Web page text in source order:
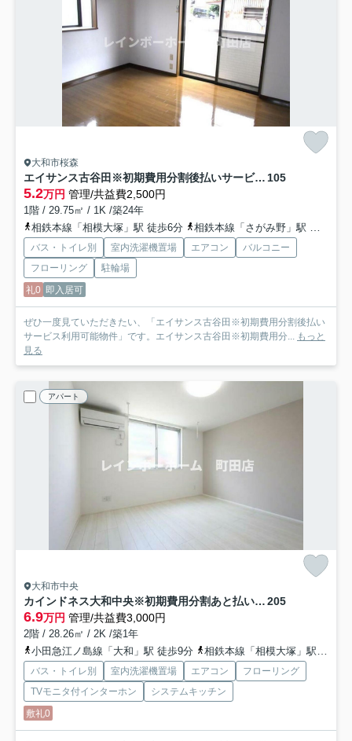
大和市桜森
エイサンス古谷田※初期費用分割後払いサービス利用可能物件 105
5.2万円 管理/共益費2,500円
1階 / 29.75㎡ / 1K /築24年
相鉄本線「相模大塚」駅 徒歩6分
相鉄本線「さがみ野」駅 徒歩18分
バス・トイレ別 室内洗濯機置場 エアコン
バルコニー
フローリング
駐輪場
礼0 即入居可
ぜひ一度見ていただきたい、「エイサンス古谷田※初期費用分割後払い
サービス利用可能物件」です。エイサンス古谷田※初期費用分... もっと
見る
アパート
大和市中央
カインドネス大和中央※初期費用分割あと払いサービス利用可能物件 205
6.9万円 管理/共益費3,000円
2階 / 28.26㎡ / 2K /築1年
小田急江ノ島線「大和」駅 徒歩9分
相鉄本線「相模大塚」駅 徒歩19分
バス・トイレ別 室内洗濯機置場 エアコン
フローリング
TVモニタ付インターホン
システムキッチン
敷礼0